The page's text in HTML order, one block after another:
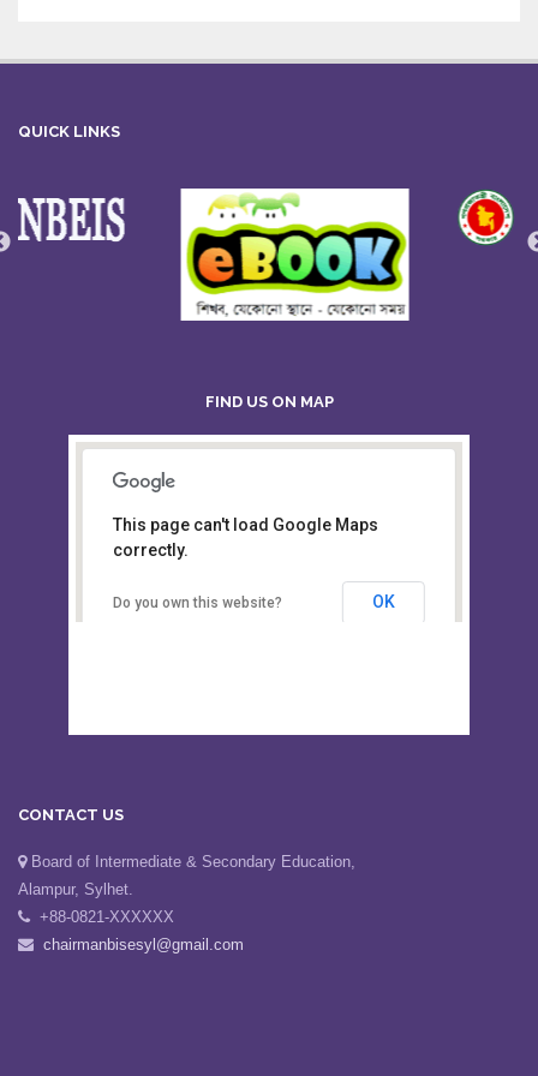
QUICK LINKS
Board of Intermediate &
Secondary Education, Alampur,
Sylhet
This page can't load Google Maps
Board of Intermediate & Secondary Education,
Alampur, Sylhet.
+88-0821-XXXXXX